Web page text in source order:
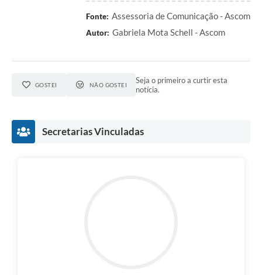
Fonte: Assessoria de Comunicação - Ascom
Autor: Gabriela Mota Schell - Ascom
GOSTEI NÃO GOSTEI
Seja o primeiro a curtir esta
notícia.
Secretarias Vinculadas